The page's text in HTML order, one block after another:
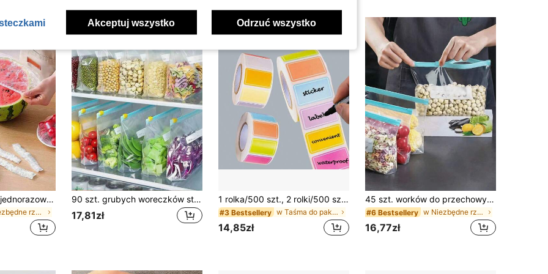
200/100/50/1 szt. jednorazowe pokrywki z folii spożywczej, osłonki na słuchawkę prysznicową, wielofunkcyjne jednorazowe worki termokurczliwe, jednorazowe nakładki na buty, pogrubiona kuchenna folia spożywcza, domowe pokrywki do przechowywania żywności w lodówce, elastyczne rozciągliwe osłonki, do codziennego użytku
w Niezbędne rzeczy na powrót do szkoły Przechowywa
90 szt. grubych woreczków strunowych do zamrażarki, niebieskie, wielorazowe, szczelne, do mikrofali i lodówki, oszczędzające miejsce, dostępne w zestawach 60 szt./50 szt./45 szt./40 szt./30 szt./25 szt./20 szt./15 szt./10 szt./1 szt.
17,81zł
1 rolka/500 szt., 2 rolki/500 szt., duży rozmiar – 1 rolka/400 szt., losowe kolory, kolorowe samoprzylepne etykiety samoprzylepne, wodoodporne i do pisania, samoprzylepne naklejki identyfikacyjne
#3 Bestsellery w Taśma do pakowania żywności, naklejki i etykiety
14,85zł
45 szt. worków do przechowywania żywności (w tym 10 dużych, 15 średnich i 20 małych), pogrubiane worki do zamrażarki, do mikrofalówki, niebieskie, do długoterminowego przechowywania i organizacji żywności, przezroczyste worki strunowe PE, do sortowania i przechowywania produktów spożywczych i przekąsek w kuchni
#6 Bestsellery w Niezbędne rzeczy na powrót do szkoły Przechowywa
16,77zł
Akceptuj wszystko Odrzuć wszystko